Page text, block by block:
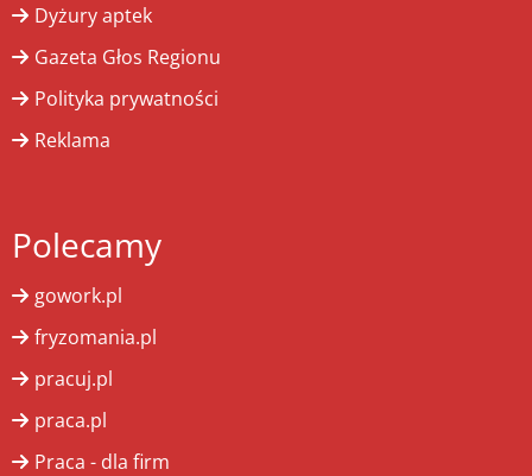
Dyżury aptek
Gazeta Głos Regionu
Polityka prywatności
Reklama
Polecamy
gowork.pl
fryzomania.pl
pracuj.pl
praca.pl
Praca - dla firm